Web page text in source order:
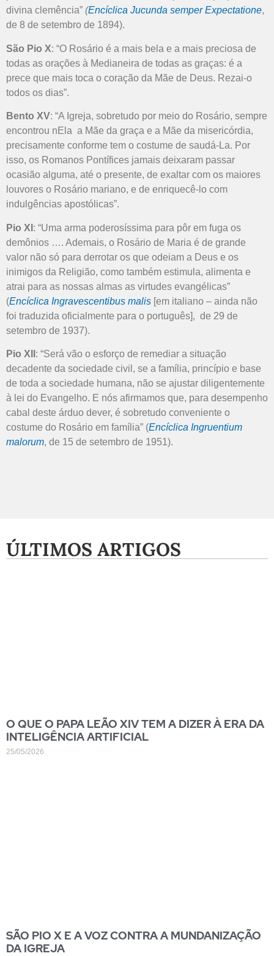
divina clemência” (Encíclica Jucunda semper Expectatione,
de 8 de setembro de 1894).
São Pio X: “O Rosário é a mais bela e a mais preciosa de
todas as orações à Medianeira de todas as graças: é a
prece que mais toca o coração da Mãe de Deus. Rezai-o
todos os dias”.
Bento XV: “A Igreja, sobretudo por meio do Rosário, sempre
encontrou nEla a Mãe da graça e a Mãe da misericórdia,
precisamente conforme tem o costume de saudá-La. Por
isso, os Romanos Pontífices jamais deixaram passar
ocasião alguma, até o presente, de exaltar com os maiores
louvores o Rosário mariano, e de enriquecê-lo com
indulgências apostólicas”.
Pio XI : “Uma arma poderosíssima para pôr em fuga os
demônios …. Ademais, o Rosário de Maria é de grande
valor não só para derrotar os que odeiam a Deus e os
inimigos da Religião, como também estimula, alimenta e
atrai para as nossas almas as virtudes evangélicas”
(Encíclica Ingravescentibus malis [em italiano – ainda não
foi traduzida oficialmente para o português], de 29 de
setembro de 1937).
Pio XII : “Será vão o esforço de remediar a situação
decadente da sociedade civil, se a família, princípio e base
de toda a sociedade humana, não se ajustar diligentemente
à lei do Evangelho. E nós afirmamos que, para desempenho
cabal deste árduo dever, é sobretudo conveniente o
costume do Rosário em família” (Encíclica Ingruentium
malorum, de 15 de setembro de 1951).
ÚLTIMOS ARTIGOS
O QUE O PAPA LEÃO XIV TEM A DIZER À ERA DA
INTELIGÊNCIA ARTIFICIAL
25/05/2026
SÃO PIO X E A VOZ CONTRA A MUNDANIZAÇÃO
DA IGREJA